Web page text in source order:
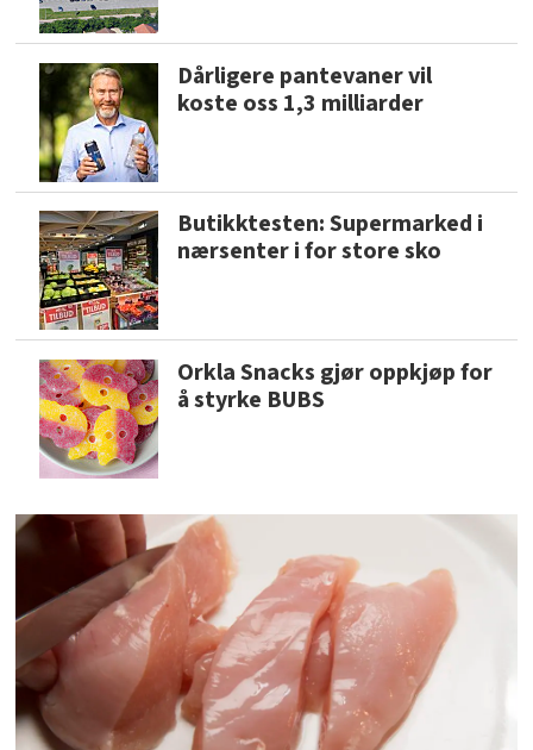
Dårligere pantevaner vil
koste oss 1,3 milliarder
Butikktesten: Supermarked i
nærsenter i for store sko
Orkla Snacks gjør oppkjøp for
å styrke BUBS